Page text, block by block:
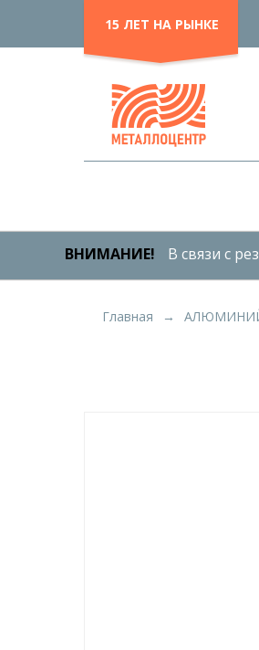
15 ЛЕТ НА РЫНКЕ
ВНИМАНИЕ! В связи с
Главная